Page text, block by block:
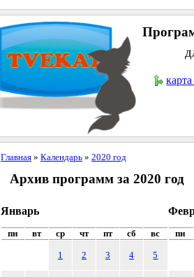
Главная» Календарь» 2020 год
Архив программ за 2020 год
Январь
пн вт ср чт пт сб вс
1 2 3 4 5
пн